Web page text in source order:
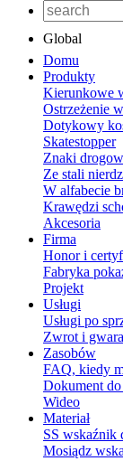
Global
Domu
Produkty
Kierunkowe
Ostrzeżenie
Dotykowy
Skatestopper
Znaki
Ze stali
W alfabecie
Krawędzi
Akcesoria
Firma
Honor i
Fabryka
Projekt
Usługi
Usługi po
Zwrot i
Zasobów
FAQ, kiedy
Dokument
Wideo
Materiał
SS wskaźnik
Mosiądz